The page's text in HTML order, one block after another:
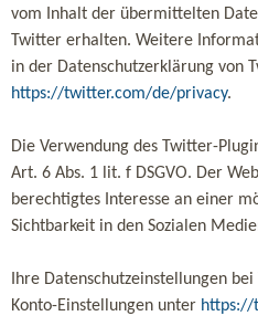
vom Inhalt der übermittelten
Twitter erhalten. Weitere
in der Datenschutzerklärung von
https://twitter.com/de/privacy.
Die Verwendung des Twitter-
Art. 6 Abs. 1 lit. f DSGVO. Der
berechtigtes Interesse an einer
Sichtbarkeit in den Sozialen
Ihre Datenschutzeinstellungen
Konto-Einstellungen unter https://